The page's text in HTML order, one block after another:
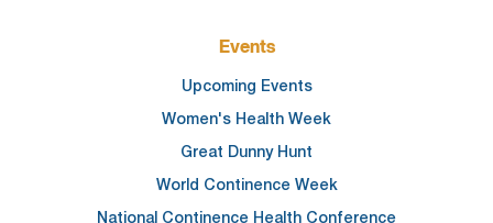
Events
Upcoming Events
Women's Health Week
Great Dunny Hunt
World Continence Week
National Continence Health Conference